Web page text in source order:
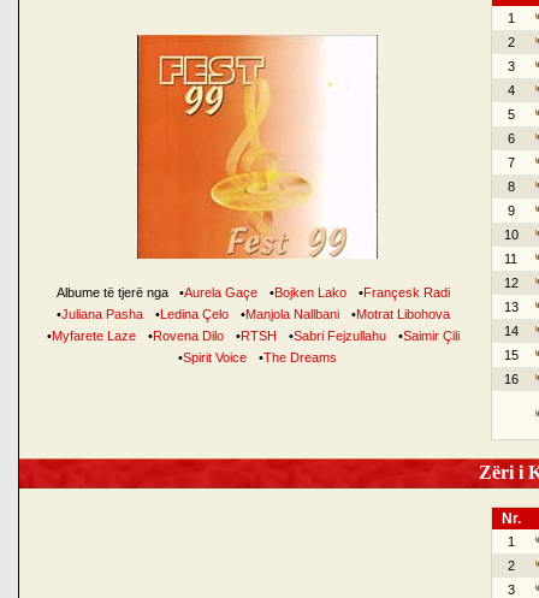
Albume të tjerë nga •Aurela Gaçe •Bojken Lako •Françesk Radi
•Juliana Pasha •Ledina Çelo •Manjola Nallbani •Motrat Libohova
•Myfarete Laze •Rovena Dilo •RTSH •Sabri Fejzullahu •Saimir Çili
•Spirit Voice •The Dreams
1
2
3
4
5
6
7
8
9
10
11
12
13
14
15
16
Zëri i
Nr.
1
2
3